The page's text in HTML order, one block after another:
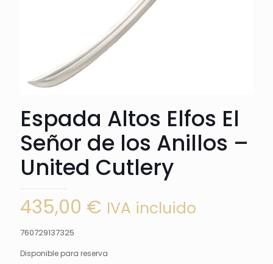
Espada Altos Elfos El
Señor de los Anillos –
United Cutlery
435,00 € IVA incluido
760729137325
Disponible para reserva